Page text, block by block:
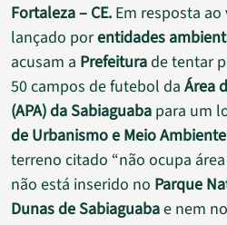
Fortaleza – CE. Em resposta
lançado porentidades
acusam a Prefeiturade tentar
50 campos de futebol da Área
(APA) da Sabiaguaba para um
de Urbanismo e Meio
terreno citado “não ocupa
não está inserido no Parque
Dunas de Sabiaguabae nem no